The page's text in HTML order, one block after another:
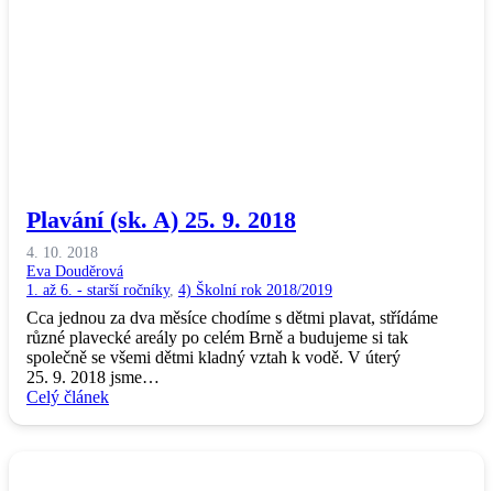
Plavání (sk. A) 25. 9. 2018
4. 10. 2018
Eva Douděrová
1. až 6. - starší ročníky, 4) Školní rok 2018/2019
Cca jednou za dva měsíce chodíme s dětmi plavat, střídáme
různé plavecké areály po celém Brně a budujeme si tak
společně se všemi dětmi kladný vztah k vodě. V úterý
25. 9. 2018 jsme…
Celý článek